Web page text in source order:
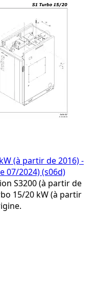
(à partir de 2016) -
07/2024) (s06d)
S3200 (à partir de
15/20 kW (à partir